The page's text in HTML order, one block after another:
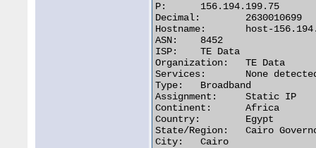
P:	156.194.199.75
Decimal:	2630010699
Hostname:	host-156.194.75.199-static.tedata.net
ASN:	8452
ISP:	TE Data
Organization:	TE Data
Services:	None detected
Type:	Broadband
Assignment:	Static IP
Continent:	Africa
Country:	Egypt
State/Region:	Cairo Governorate
City:	Cairo